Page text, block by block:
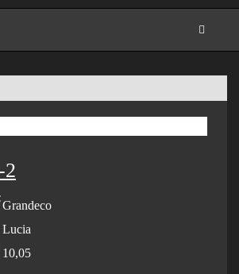
2
Grandeco
Lucia
10,05